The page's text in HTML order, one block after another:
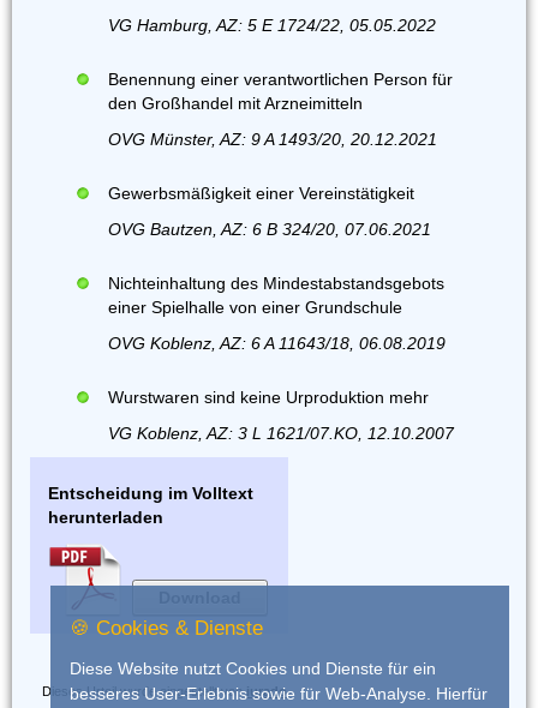
VG Hamburg, AZ: 5 E 1724/22, 05.05.2022
Benennung einer verantwortlichen Person für
den Großhandel mit Arzneimitteln
OVG Münster, AZ: 9 A 1493/20, 20.12.2021
Gewerbsmäßigkeit einer Vereinstätigkeit
OVG Bautzen, AZ: 6 B 324/20, 07.06.2021
Nichteinhaltung des Mindestabstandsgebots
einer Spielhalle von einer Grundschule
OVG Koblenz, AZ: 6 A 11643/18, 06.08.2019
Wurstwaren sind keine Urproduktion mehr
VG Koblenz, AZ: 3 L 1621/07.KO, 12.10.2007
Entscheidung im Volltext
herunterladen
Dieses Urteil wurde eingestellt voniurado
🍪 Cookies & Dienste
Diese Website nutzt Cookies und Dienste für ein
besseres User-Erlebnis sowie für Web-Analyse. Hierfür